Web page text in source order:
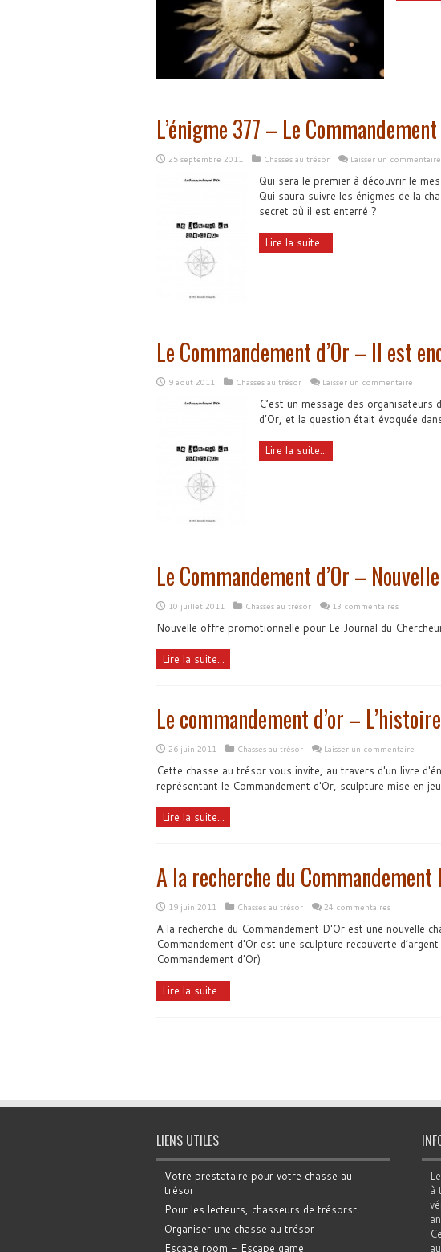
L’énigme 377 – Le Commandement
25 septembre 2011 Chasses au trésor Laisser un commentaire
Qui sera le premier à découvrir le
Qui saura suivre les énigmes de la
secret où il est enterré ?
Lire la suite...
Le Commandement d’Or – Il est
9 août 2011 Chasses au trésor Laisser un commentaire
C’est un message des
d’Or, et la question était évoquée
Lire la suite...
Le Commandement d’Or –
10 juillet 2011 Chasses au trésor 13 commentaires
Nouvelle offre promotionnelle pour Le Journal du
Lire la suite...
Le commandement d’or – L’histoire
26 juin 2011 Chasses au trésor Laisser un commentaire
Cette chasse au trésor vous invite, au travers d'un livre
représentant le Commandement d'Or, sculpture mise en
Lire la suite...
A la recherche du Commandement
19 juin 2011 Chasses au trésor 24 commentaires
A la recherche du Commandement D'Or est une nouvelle
Commandement d'Or est une sculpture recouverte
Commandement d'Or)
Lire la suite...
LIENS UTILES
Votre prestataire pour votre chasse au
trésor
Pour les lecteurs, chasseurs de trésorsr
Organiser une chasse au trésor
Escape room - Escape game
à